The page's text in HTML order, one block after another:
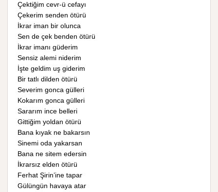
Çektiğim cevr-ü cefayı
Çekerim senden ötürü
İkrar iman bir olunca
Sen de çek benden ötürü
İkrar imanı güderim
Sensiz alemi niderim
İşte geldim uş giderim
Bir tatlı dilden ötürü
Severim gonca gülleri
Kokarım gonca gülleri
Sararım ince belleri
Gittiğim yoldan ötürü
Bana kıyak ne bakarsın
Sinemi oda yakarsan
Bana ne sitem edersin
İkrarsız elden ötürü
Ferhat Şirin’ine tapar
Gülüngün havaya atar